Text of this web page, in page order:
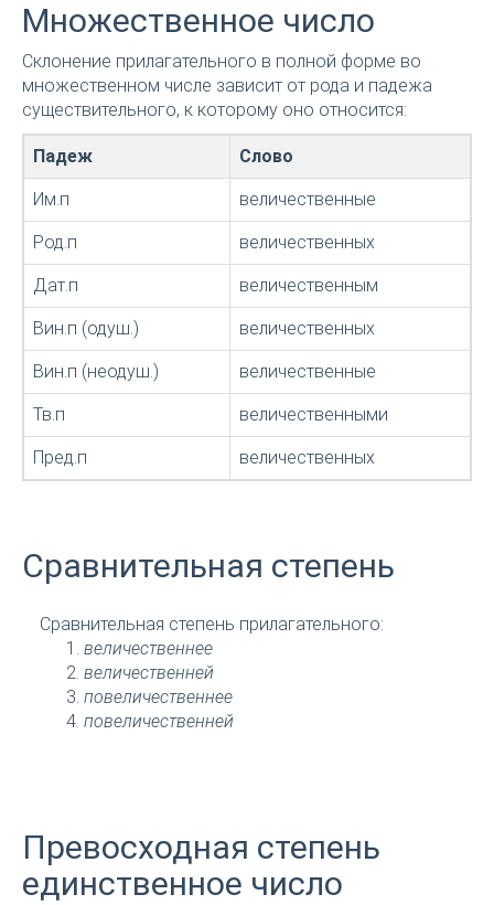
Множественное число
Склонение прилагательного в полной форме во
множественном числе зависит от рода и падежа
существительного, к которому оно относится:
Падеж Слово
Им.п величественные
Род.п величественных
Дат.п величественным
Вин.п (одуш.) величественных
Вин.п (неодуш.) величественные
Тв.п величественными
Пред.п величественных
Сравнительная степень
Сравнительная степень прилагательного:
величественнее
величественней
повеличественнее
повеличественней
Превосходная степень
единственное число